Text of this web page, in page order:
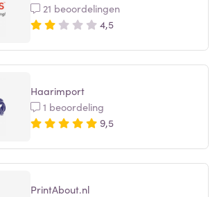
21 beoordelingen
4,5
Haarimport
1 beoordeling
9,5
PrintAbout.nl